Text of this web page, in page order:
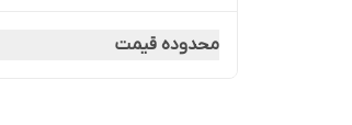
محدوده قیمت